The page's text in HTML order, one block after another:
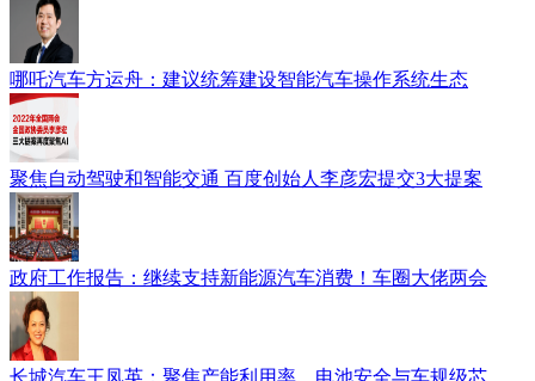
哪吒汽车方运舟：建议统筹建设智能汽车操作系统生态
聚焦自动驾驶和智能交通 百度创始人李彦宏提交3大提案
政府工作报告：继续支持新能源汽车消费！车圈大佬两会